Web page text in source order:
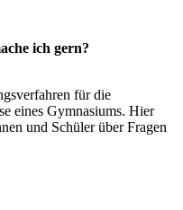
ich gern?
für die
eines Gymnasiums. Hier
und Schüler über Fragen